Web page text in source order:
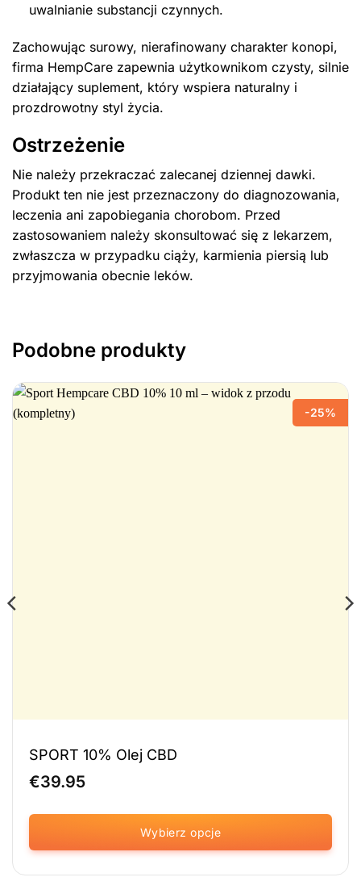
uwalnianie substancji czynnych.
Zachowując surowy, nierafinowany charakter konopi,
firma HempCare zapewnia użytkownikom czysty, silnie
działający suplement, który wspiera naturalny i
prozdrowotny styl życia.
Ostrzeżenie
Nie należy przekraczać zalecanej dziennej dawki.
Produkt ten nie jest przeznaczony do diagnozowania,
leczenia ani zapobiegania chorobom. Przed
zastosowaniem należy skonsultować się z lekarzem,
zwłaszcza w przypadku ciąży, karmienia piersią lub
przyjmowania obecnie leków.
Podobne produkty
-25%
SPORT 10% Olej CBD
€39.95
Wybierz opcje
Ten
produkt